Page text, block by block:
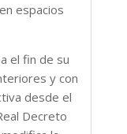
espacios
el fin de su
y con
desde el
Decreto